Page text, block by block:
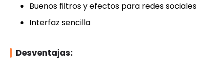
Buenos filtros y efectos para redes sociales
Interfaz sencilla
Desventajas: